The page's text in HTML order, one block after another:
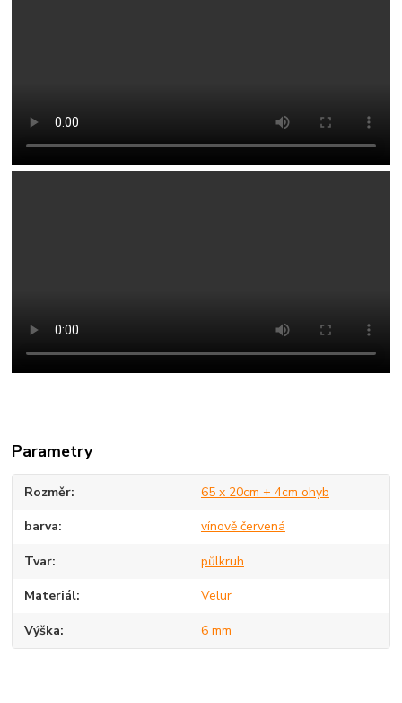
Parametry
Rozměr 65 x 20cm + 4cm ohyb
barva vínově červená
Tvar půlkruh
Materiál Velur
Výška 6 mm